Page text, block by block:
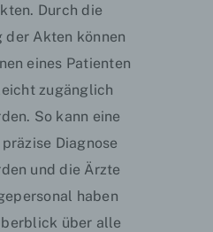
. Durch die
der Akten können
eines Patienten
zugänglich
So kann eine
Diagnose
und die Ärzte
haben
über alle